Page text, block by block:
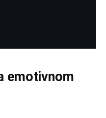
emotivnom